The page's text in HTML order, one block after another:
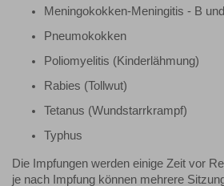
Meningokokken-Meningitis - B
Pneumokokken
Poliomyelitis (Kinderlähmung)
Rabies (Tollwut)
Tetanus (Wundstarrkrampf)
Typhus
Die Impfungen werden einige Zeit vor
je nach Impfung können mehrere